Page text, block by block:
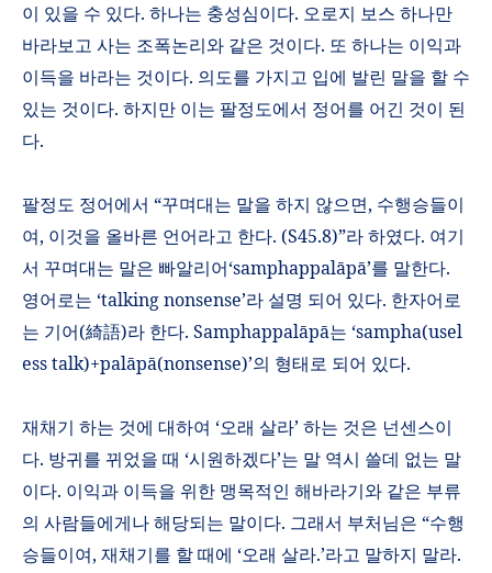
이 있을 수 있다. 하나는 충성심이다. 오로지 보스 하나만
바라보고 사는 조폭논리와 같은 것이다. 또 하나는 이익과
이득을 바라는 것이다. 의도를 가지고 입에 발린 말을 할 수
있는 것이다. 하지만 이는 팔정도에서 정어를 어긴 것이 된
다.
팔정도 정어에서 “꾸며대는 말을 하지 않으면, 수행승들이
여, 이것을 올바른 언어라고 한다. (S45.8)”라 하였다. 여기
서 꾸며대는 말은 빠알리어‘samphappalāpā’를 말한다.
영어로는 ‘talking nonsense’라 설명 되어 있다. 한자어로
는 기어(綺語)라 한다. Samphappalāpā는 ‘sampha(usel
ess talk)+palāpā(nonsense)’의 형태로 되어 있다.
재채기 하는 것에 대하여 ‘오래 살라’ 하는 것은 넌센스이
다. 방귀를 뀌었을 때 ‘시원하겠다’는 말 역시 쓸데 없는 말
이다. 이익과 이득을 위한 맹목적인 해바라기와 같은 부류
의 사람들에게나 해당되는 말이다. 그래서 부처님은 “수행
승들이여, 재채기를 할 때에 ‘오래 살라.’라고 말하지 말라.